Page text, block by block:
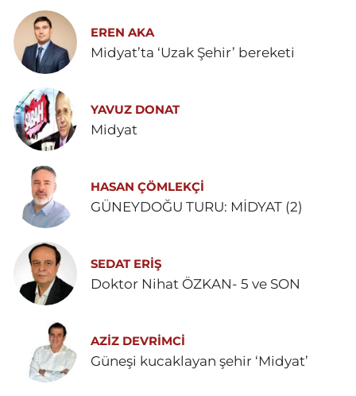
EREN AKA
Midyat’ta ‘Uzak Şehir’ bereketi
YAVUZ DONAT
Midyat
HASAN ÇÖMLEKÇİ
GÜNEYDOĞU TURU: MİDYAT (2)
SEDAT ERİŞ
Doktor Nihat ÖZKAN- 5 ve SON
AZIZ DEVRIMCI
Güneşi kucaklayan şehir ‘Midyat’